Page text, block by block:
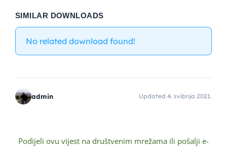
SIMILAR DOWNLOADS
No related download found!
admin Updated 4. svibnja 2021.
Podijeli ovu vijest na društvenim mrežama ili pošalji e-